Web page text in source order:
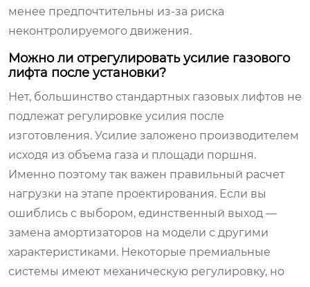
менее предпочтительны из-за риска
неконтролируемого движения.
Можно ли отрегулировать усилие газового
лифта после установки?
Нет, большинство стандартных газовых лифтов не
подлежат регулировке усилия после
изготовления. Усилие заложено производителем
исходя из объема газа и площади поршня.
Именно поэтому так важен правильный расчет
нагрузки на этапе проектирования. Если вы
ошиблись с выбором, единственный выход —
замена амортизаторов на модели с другими
характеристиками. Некоторые премиальные
системы имеют механическую регулировку, но